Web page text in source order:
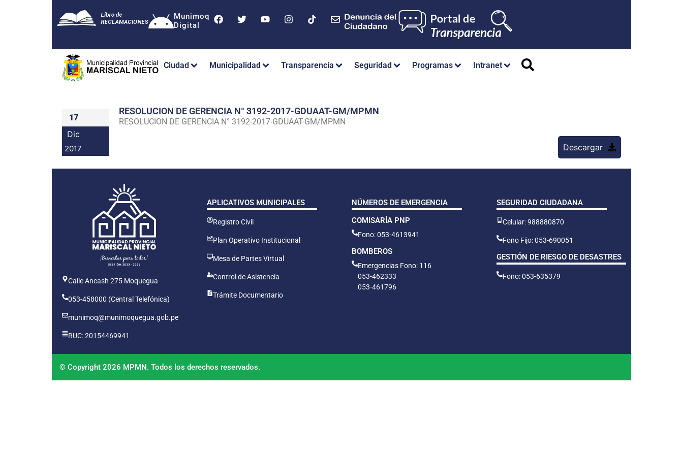
Munimoq
Digital
Ciudad Municipalidad Transparencia Seguridad Programas Intranet
17
Dic
2017
RESOLUCION DE GERENCIA N° 3192-2017-GDUAAT-GM/MPMN
RESOLUCION DE GERENCIA N° 3192-2017-GDUAAT-GM/MPMN
Descargar
Calle Ancash 275 Moquegua
053-458000 (Central Telefónica)
munimoq@munimoquegua.gob.pe
RUC: 20154469941
APLICATIVOS MUNICIPALES
Registro Civil
Plan Operativo Institucional
Mesa de Partes Virtual
Control de Asistencia
Trámite Documentario
NÚMEROS DE EMERGENCIA
COMISARÍA PNP
Fono: 053-4613941
BOMBEROS
Emergencias Fono: 116
053-462333
053-461796
SEGURIDAD CIUDADANA
Celular: 988880870
Fono Fijo: 053-690051
GESTIÓN DE RIESGO DE DESASTRES
Fono: 053-635379
© Copyright 2026 MPMN. Todos los derechos reservados.